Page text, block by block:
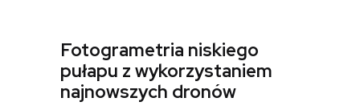
Fotogrametria niskiego
pułapu z wykorzystaniem
najnowszych dronów